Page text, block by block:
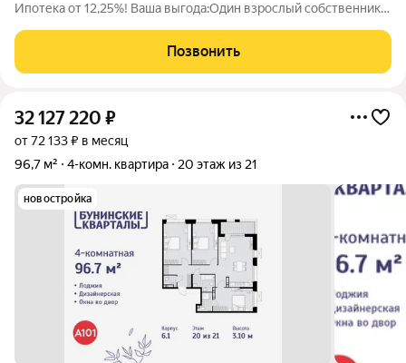
Ипотека от 12,25%! Ваша выгода:Один взрослый собственник,
готовность к любым формам сделки: ипотека, материнский
капитал, жилищные
Позвонить
32 127 220 ₽
от 72 133 ₽ в месяц
96,7 м²
4-комн. квартира 20 этаж из 21
новостройка